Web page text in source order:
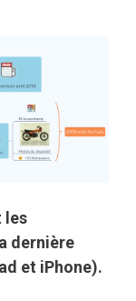
les
dernière
et iPhone).